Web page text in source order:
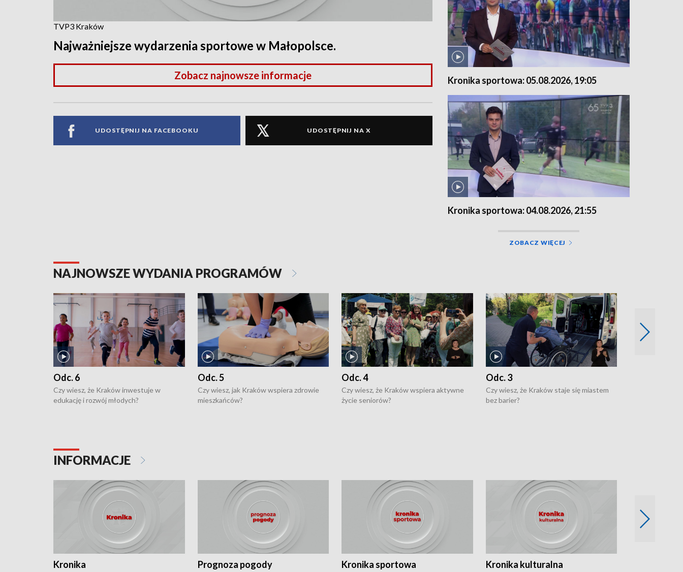
TVP3 Kraków
Najważniejsze wydarzenia sportowe w Małopolsce.
Zobacz najnowsze informacje
UDOSTĘPNIJ NA FACEBOOKU UDOSTĘPNIJ NA X
Kronika sportowa: 05.08.2026, 19:05
Kronika sportowa: 04.08.2026, 21:55
ZOBACZ WIĘCEJ
NAJNOWSZE WYDANIA PROGRAMÓW
Odc. 6
Czy wiesz, że Kraków inwestuje w
edukację i rozwój młodych?
Odc. 5
Czy wiesz, jak Kraków wspiera zdrowie
mieszkańców?
Odc. 4
Czy wiesz, że Kraków wspiera aktywne
życie seniorów?
Odc. 3
Czy wiesz, że Kraków staje się miastem
bez barier?
INFORMACJE
Kronika Prognoza pogody Kronika sportowa Kronika kulturalna